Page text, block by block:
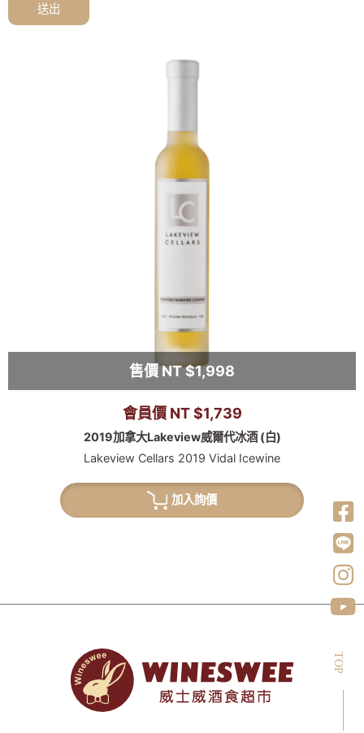
送出
售價 NT $1,998
會員價 NT $1,739
2019加拿大Lakeview威爾代冰酒 (白)
Lakeview Cellars 2019 Vidal Icewine
加入詢價
TOP